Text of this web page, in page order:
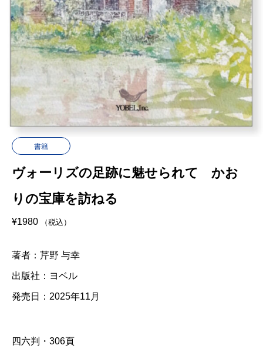
書籍
ヴォーリズの足跡に魅せられて かお
りの宝庫を訪ねる
¥1980 （税込）
著者：芹野 与幸
出版社：ヨベル
発売日：2025年11月
四六判・306頁